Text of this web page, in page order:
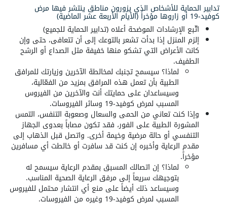
تدابير الحماية للأشخاص الذي يزورون مناطق ينتشر فيها مرض
كوفيد-19 أو زاروها مؤخراً (الأيام الأربعة عشر الماضية)
اتّبع الإرشادات الموضحة أعلاه (تدابير الحماية للجميع)
إلزم المنزل إذا بدأت تشعر بالتوعك إلى أن تتعافى، حتى وإن
كانت الأعراض التي تشكو منها خفيفة مثل الصداع أو الرشح
الطفيف.
لماذا؟ سيسمح تجنبك لمخالطة الآخرين وزيارتك للمرافق
الطبية بأن تعمل هذه المرافق بمزيد من الفعّالية،
وسيساعدان على حمايتك أنت والآخرين من الفيروس
المسبب لمرض كوفيد-19 وسائر الفيروسات.
وإذا كنت تعاني من الحمى والسعال وصعوبة التنفس، التمس
المشورة الطبية على الفور، فقد تكون مصاباً بعدوى الجهاز
التنفسي أو حالة مرضية وخيمة أخرى. واتصل قبل الذهاب إلى
مقدم الرعاية وأخبره إن كنت قد سافرت أو خالطت أي مسافرين
مؤخراً.
لماذا؟ إن اتصالك المسبق بمقدم الرعاية سيسمح له
بتوجيهك سريعاً إلى مرفق الرعاية الصحية المناسب.
وسيساعد ذلك أيضاً على منع أي انتشار محتمل للفيروس
المسبب لمرض كوفيد-19 وغيره من الفيروسات.